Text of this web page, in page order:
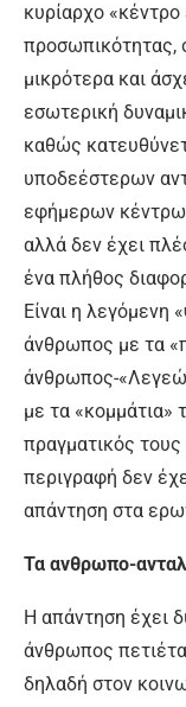
κυρίαρχο
προσωπικότητας,
μικρότερα και
εσωτερική
καθώς
υποδεέστερων
εφήμερων
αλλά δεν έχει
ένα πλήθος
Είναι η
άνθρωπος με τα
άνθρωπος-
με τα «κομμάτια»
πραγματικός
περιγραφή δεν
απάντηση στα
Τα ανθρωπο-
Η απάντηση έχει
άνθρωπος
δηλαδή στον